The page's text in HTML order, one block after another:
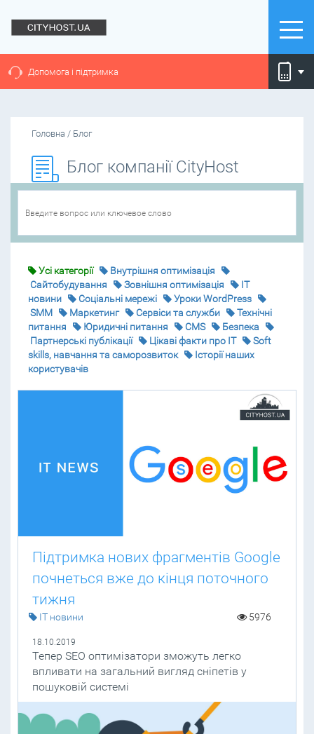
Допомога і підтримка
Головна / Блог
Блог компанії CityHost
Усі категорії
Внутрішня оптимізація
Cайтобудування
Зовнішня оптимізація
IT
новини
Соціальні мережі
Уроки WordPress
SMM
Маркетинг Сервіси та служби
Технічні
питання
Юридичні питання CMS
Безпека
Партнерські публікації
Цікаві факти про IT
Soft
skills, навчання та саморозвиток
Історії наших
користувачів
Підтримка нових фрагментів Google
почнеться вже до кінця поточного
тижня
IT новини 5976
18.10.2019
Тепер SEO оптимізатори зможуть легко
впливати на загальний вигляд сніпетів у
пошуковій системі